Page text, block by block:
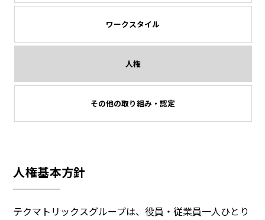
ワークスタイル
人権
その他の取り組み・認定
人権基本方針
テクマトリックスグループは、役員・従業員一人ひとり